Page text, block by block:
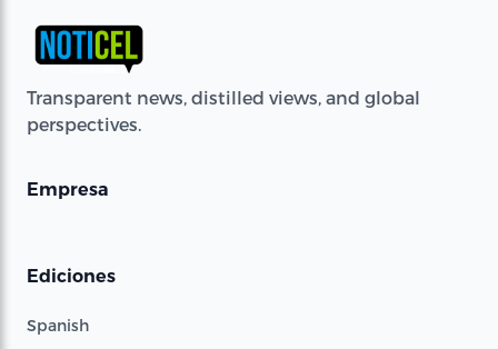
Transparent news, distilled views, and global
perspectives.
Empresa
Ediciones
Spanish